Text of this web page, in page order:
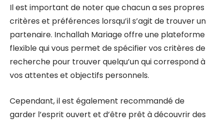
Il est important de noter que chacun a ses propres
critères et préférences lorsqu’il s’agit de trouver un
partenaire. Inchallah Mariage offre une plateforme
flexible qui vous permet de spécifier vos critères de
recherche pour trouver quelqu’un qui correspond à
vos attentes et objectifs personnels.
Cependant, il est également recommandé de
garder l’esprit ouvert et d’être prêt à découvrir des